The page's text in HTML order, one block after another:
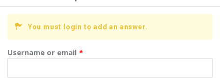
You must login to add an answer.
Username or email *